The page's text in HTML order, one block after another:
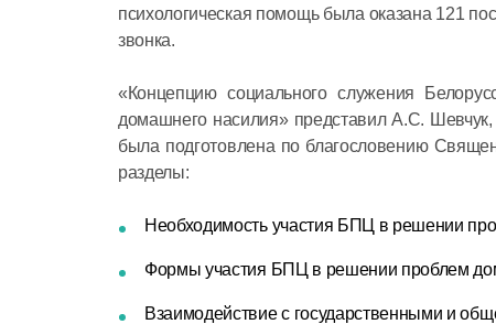
психологическая помощь была оказана 121
звонка.
«Концепцию социального служения
домашнего насилия» представил А.С. Шевчук,
была подготовлена по благословению
разделы:
Необходимость участия БПЦ в решении
Формы участия БПЦ в решении проблем
Взаимодействие с государственными и